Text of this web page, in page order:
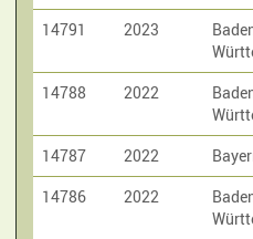
14791 2023
14788 2022
14787 2022
14786
2022